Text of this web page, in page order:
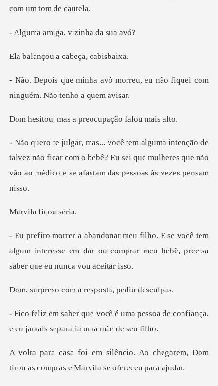
iga, vizinha
u a cabeça,
morreu, eu não fiquei com
nin
s a preocupação
talvez não ficar com o bebê? Eu sei que mulheres que não
vã
a ficou
você tem
algum interesse em dar ou comprar meu
com a resposta,
uma pessoa de confiança,
e eu jama
. Ao chegarem, Dom
tirou as compra